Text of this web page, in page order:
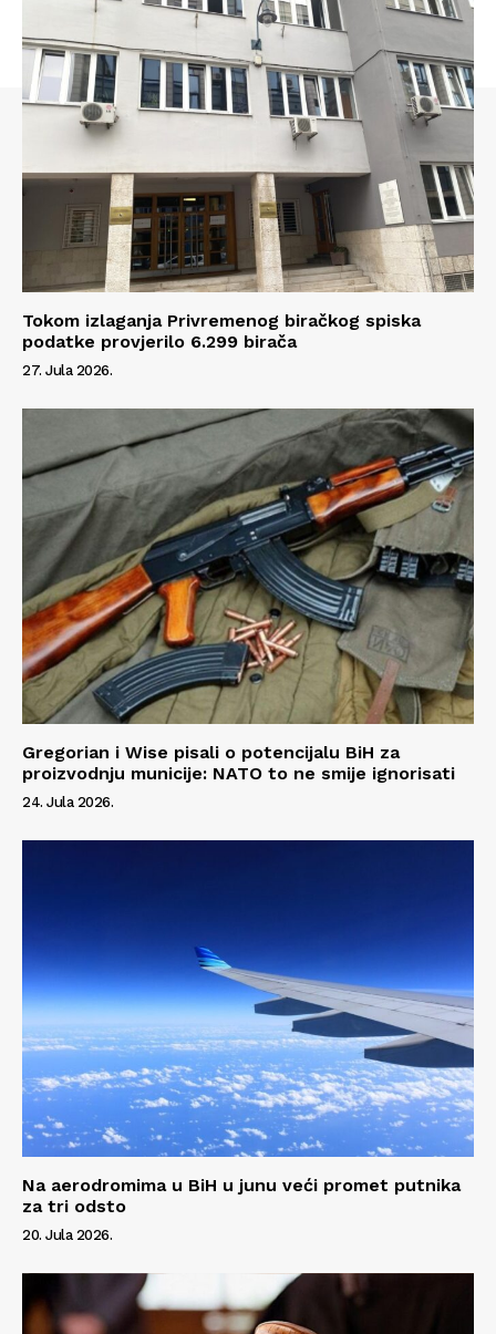
Tokom izlaganja Privremenog biračkog spiska
podatke provjerilo 6.299 birača
27. Jula 2026.
Gregorian i Wise pisali o potencijalu BiH za
proizvodnju municije: NATO to ne smije ignorisati
24. Jula 2026.
Na aerodromima u BiH u junu veći promet putnika
za tri odsto
20. Jula 2026.